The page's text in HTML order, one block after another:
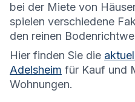
bei der Miete von
spielen verschiedene
den reinen
Hier finden Sie die
Adelsheim für Kauf und
Wohnungen.